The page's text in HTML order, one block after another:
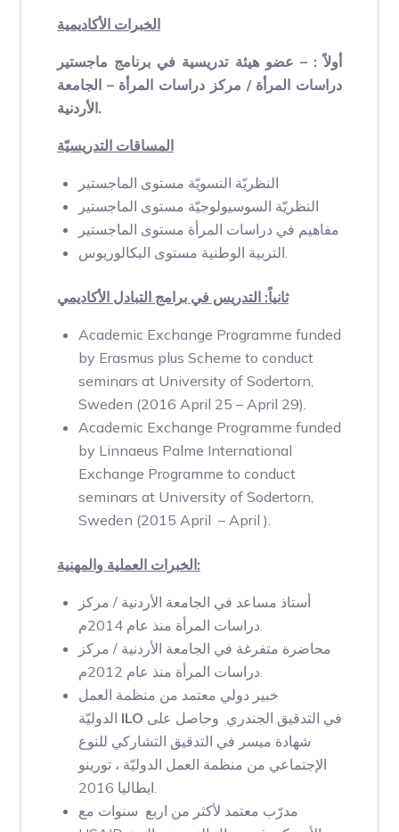
الخبرات الأكاديمية
أولاً : – عضو هيئة تدريسية في برنامج ماجستير
دراسات المرأة / مركز دراسات المرأة – الجامعة
الأردنية.
المساقات التدريسيّة
النظريّة النسويّة مستوى الماجستير
النظريّة السوسيولوجيّة مستوى الماجستير
مفاهيم في دراسات المرأة مستوى الماجستير
التربية الوطنية مستوى البكالوريوس.
ثانياً: التدريس في برامج التبادل الأكاديمي
Academic Exchange Programme funded
by Erasmus plus Scheme to conduct
seminars at University of Sodertorn,
Sweden (2016 April 25 – April 29).
Academic Exchange Programme funded
by Linnaeus Palme International
Exchange Programme to conduct
seminars at University of Sodertorn,
Sweden (2015 April – April ).
الخبرات العملية والمهنية:
أستاذ مساعد في الجامعة الأردنية / مركز
دراسات المرأة منذ عام 2014م.
محاضرة متفرغة في الجامعة الأردنية / مركز
دراسات المرأة منذ عام 2012م.
خبير دولي معتمد من منظمة العمل
ILO
شهادة ميسر في التدقيق التشاركي للنوع
الإجتماعي من منظمة العمل الدوليّة ، تورينو
ايطاليا 2016.
مدرّب معتمد لأكثر من اربع سنوات مع